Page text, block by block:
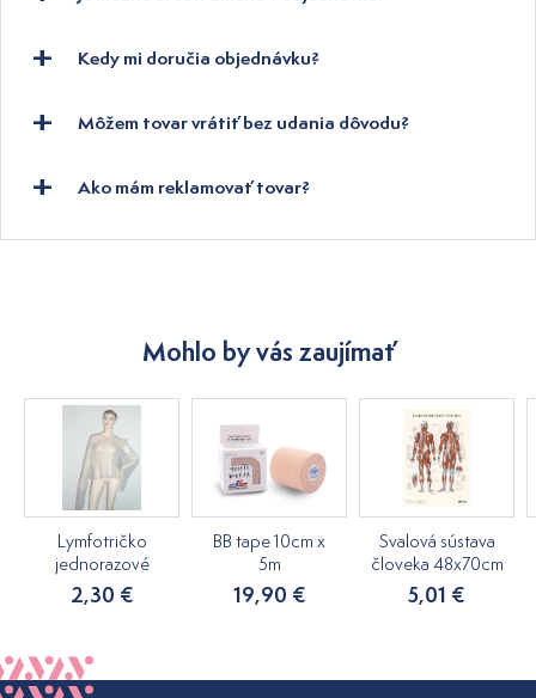
Kedy mi doručia objednávku?
Môžem tovar vrátiť bez udania dôvodu?
Ako mám reklamovať tovar?
Mohlo by vás zaujímať
Lymfotričko
jednorazové
2,30 €
BB tape 10cm x
5m
19,90 €
Svalová sústava
človeka 48x70cm
5,01 €